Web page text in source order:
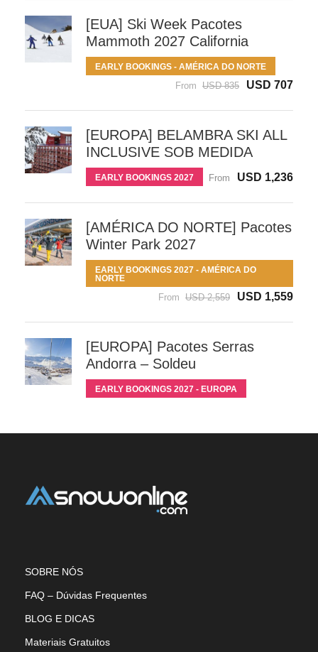
[EUA] Ski Week Pacotes
Mammoth 2027 California
EARLY BOOKINGS - AMÉRICA DO NORTE
From USD 835 USD 707
[EUROPA] BELAMBRA SKI ALL
INCLUSIVE SOB MEDIDA
EARLY BOOKINGS 2027 From USD 1,236
[AMÉRICA DO NORTE] Pacotes
Winter Park 2027
EARLY BOOKINGS 2027 - AMÉRICA DO
NORTE
From USD 2,559 USD 1,559
[EUROPA] Pacotes Serras
Andorra – Soldeu
EARLY BOOKINGS 2027 - EUROPA
SOBRE NÓS
FAQ – Dúvidas Frequentes
BLOG E DICAS
Materiais Gratuitos